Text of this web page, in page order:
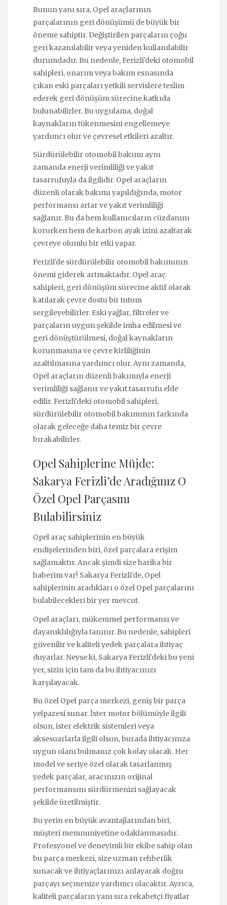
Bunun yanı sıra, Opel araçlarının
parçalarının geri dönüşümü de büyük bir
öneme sahiptir. Değiştirilen parçaların çoğu
geri kazanılabilir veya yeniden kullanılabilir
durumdadır. Bu nedenle, Ferizli'deki otomobil
sahipleri, onarım veya bakım esnasında
çıkan eski parçaları yetkili servislere teslim
ederek geri dönüşüm sürecine katkıda
bulunabilirler. Bu uygulama, doğal
kaynakların tükenmesini engellemeye
yardımcı olur ve çevresel etkileri azaltır.
Sürdürülebilir otomobil bakımı aynı
zamanda enerji verimliliği ve yakıt
tasarrufuyla da ilgilidir. Opel araçların
düzenli olarak bakımı yapıldığında, motor
performansı artar ve yakıt verimliliği
sağlanır. Bu da hem kullanıcıların cüzdanını
korurken hem de karbon ayak izini azaltarak
çevreye olumlu bir etki yapar.
Ferizli'de sürdürülebilir otomobil bakımının
önemi giderek artmaktadır. Opel araç
sahipleri, geri dönüşüm sürecine aktif olarak
katılarak çevre dostu bir tutum
sergileyebilirler. Eski yağlar, filtreler ve
parçaların uygun şekilde imha edilmesi ve
geri dönüştürülmesi, doğal kaynakların
korunmasına ve çevre kirliliğinin
azaltılmasına yardımcı olur. Aynı zamanda,
Opel araçların düzenli bakımıyla enerji
verimliliği sağlanır ve yakıt tasarrufu elde
edilir. Ferizli'deki otomobil sahipleri,
sürdürülebilir otomobil bakımının farkında
olarak geleceğe daha temiz bir çevre
bırakabilirler.
Opel Sahiplerine Müjde:
Sakarya Ferizli’de Aradığınız O
Özel Opel Parçasını
Bulabilirsiniz
Opel araç sahiplerinin en büyük
endişelerinden biri, özel parçalara erişim
sağlamaktır. Ancak şimdi size harika bir
haberim var! Sakarya Ferizli'de, Opel
sahiplerinin aradıkları o özel Opel parçalarını
bulabilecekleri bir yer mevcut.
Opel araçları, mükemmel performansı ve
dayanıklılığıyla tanınır. Bu nedenle, sahipleri
güvenilir ve kaliteli yedek parçalara ihtiyaç
duyarlar. Neyse ki, Sakarya Ferizli'deki bu yeni
yer, sizin için tam da bu ihtiyacınızı
karşılayacak.
Bu özel Opel parça merkezi, geniş bir parça
yelpazesi sunar. İster motor bölümüyle ilgili
olsun, ister elektrik sistemleri veya
aksesuarlarla ilgili olsun, burada ihtiyacınıza
uygun olanı bulmanız çok kolay olacak. Her
model ve seriye özel olarak tasarlanmış
yedek parçalar, aracınızın orijinal
performansını sürdürmenizi sağlayacak
şekilde üretilmiştir.
Bu yerin en büyük avantajlarından biri,
müşteri memnuniyetine odaklanmasıdır.
Profesyonel ve deneyimli bir ekibe sahip olan
bu parça merkezi, size uzman rehberlik
sunacak ve ihtiyaçlarınızı anlayarak doğru
parçayı seçmenize yardımcı olacaktır. Ayrıca,
kaliteli parçaların yanı sıra rekabetçi fiyatlar